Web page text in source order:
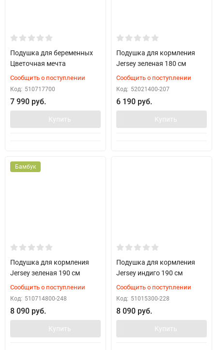
Подушка для беременных
Цветочная мечта
Сообщить о поступлении
Код: 510717700
7 990 руб.
Купить
Подушка для кормления
Jersey зеленая 180 см
Сообщить о поступлении
Код: 52021400-207
6 190 руб.
Купить
Бамбук
Подушка для кормления
Jersey зеленая 190 см
Сообщить о поступлении
Код: 510714800-248
8 090 руб.
Купить
Подушка для кормления
Jersey индиго 190 см
Сообщить о поступлении
Код: 51015300-228
8 090 руб.
Купить